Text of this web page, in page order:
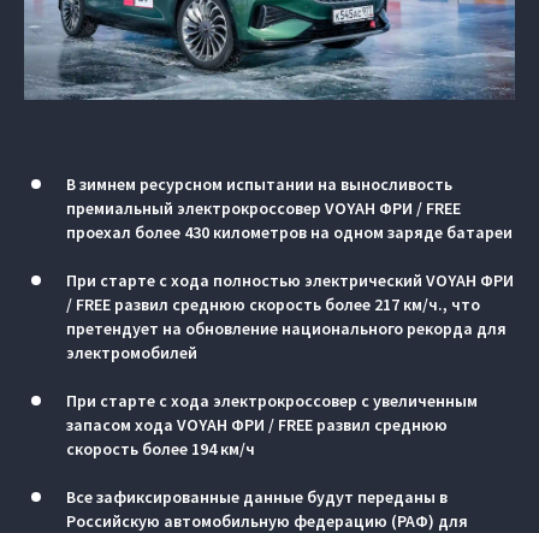
В зимнем ресурсном испытании на выносливость
премиальный электрокроссовер VOYAH ФРИ / FREE
проехал более 430 километров на одном заряде батареи
При старте с хода полностью электрический VOYAH ФРИ
/ FREE развил среднюю скорость более 217 км/ч., что
претендует на обновление национального рекорда для
электромобилей
При старте с хода электрокроссовер с увеличенным
запасом хода VOYAH ФРИ / FREE развил среднюю
скорость более 194 км/ч
Все зафиксированные данные будут переданы в
Российскую автомобильную федерацию (РАФ) для